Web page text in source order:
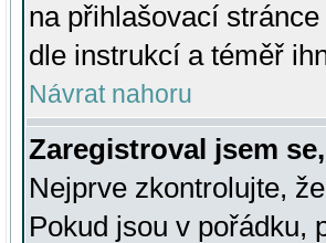
na přihlašovací
dle instrukcí a téměř
Návrat nahoru
Zaregistroval jsem
Nejprve zkontrolujte,
Pokud jsou v pořádku,